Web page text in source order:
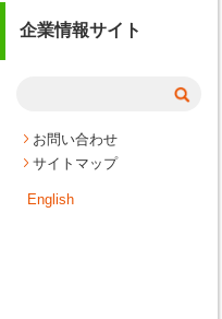
企業情報サイト
お問い合わせ
サイトマップ
English